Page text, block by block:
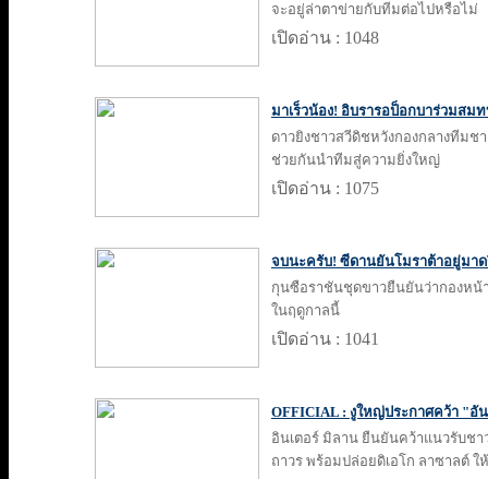
จะอยู่ล่าตาข่ายกับทีมต่อไปหรือไม่
เปิดอ่าน : 1048
มาเร็วน้อง! อิบรารอป็อกบาร่วมสม
ดาวยิงชาวสวีดิชหวังกองกลางทีมช
ช่วยกันนำทีมสู่ความยิ่งใหญ่
เปิดอ่าน : 1075
จบนะครับ! ซีดานยันโมราต้าอยู่มา
กุนซือราชันชุดขาวยืนยันว่ากองหน้
ในฤดูกาลนี้
เปิดอ่าน : 1041
OFFICIAL : งูใหญ่ประกาศคว้า "
อินเตอร์ มิลาน ยืนยันคว้าแนวรับช
ถาวร พร้อมปล่อยดิเอโก ลาซาลต์ ใ